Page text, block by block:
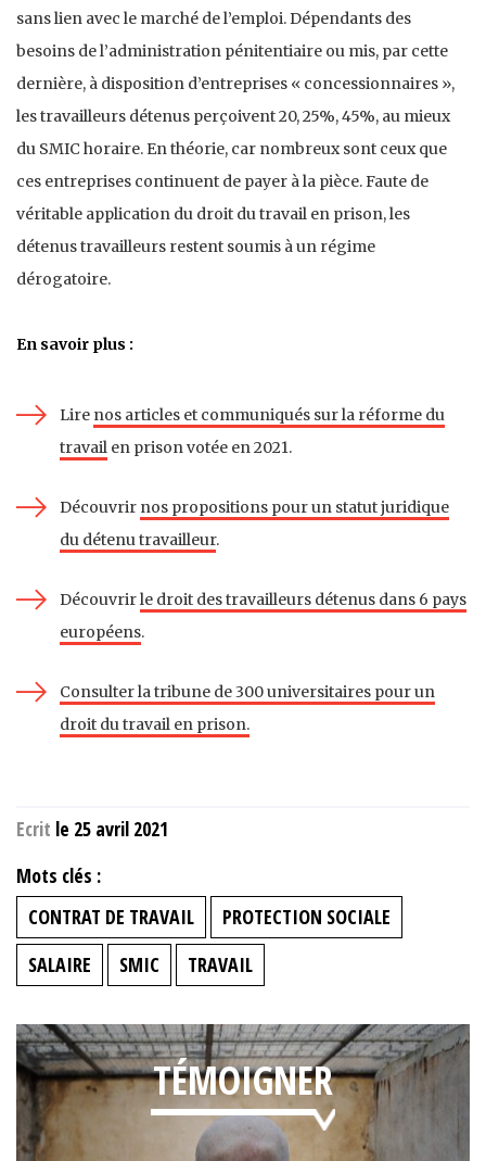
sans lien avec le marché de l’emploi. Dépendants des
besoins de l’administration pénitentiaire ou mis, par cette
dernière, à disposition d’entreprises « concessionnaires »,
les travailleurs détenus perçoivent 20, 25%, 45%, au mieux
du SMIC horaire. En théorie, car nombreux sont ceux que
ces entreprises continuent de payer à la pièce. Faute de
véritable application du droit du travail en prison, les
détenus travailleurs restent soumis à un régime
dérogatoire.
En savoir plus :
Lire nos articles et communiqués sur la réforme du
travail en prison votée en 2021.
Découvrir nos propositions pour un statut juridique
du détenu travailleur.
Découvrirle droit des travailleurs détenus dans 6 pays
européens.
Consulter la tribune de 300 universitaires pour un
droit du travail en prison.
Ecrit le 25 avril 2021
Mots clés :
CONTRAT DE TRAVAIL
PROTECTION SOCIALE
SALAIRE
SMIC TRAVAIL
TÉMOIGNER